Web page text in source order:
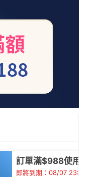
訂單滿$988使用
即將到期：08/07 23:59失效